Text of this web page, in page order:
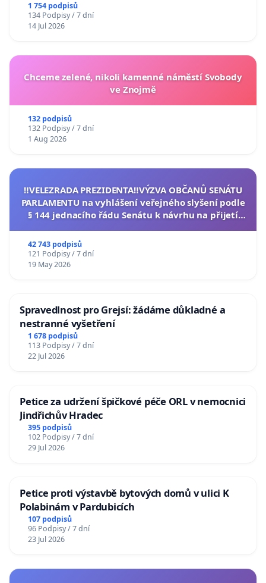
1 754 podpisů
134 Podpisy / 7 dní
14 Jul 2026
Chceme zelené, nikoli kamenné náměstí Svobody
ve Znojmě
132 podpisů
132 Podpisy / 7 dní
1 Aug 2026
‼️VELEZRADA PREZIDENTA‼️VÝZVA OBČANŮ SENÁTU
PARLAMENTU na vyhlášení veřejného slyšení podle
§ 144 jednacího řádu Senátu k návrhu na přijetí
42 743 podpisů
121 Podpisy / 7 dní
19 May 2026
Spravedlnost pro Grejsí: žádáme důkladné a
nestranné vyšetření
1 678 podpisů
113 Podpisy / 7 dní
22 Jul 2026
Petice za udržení špičkové péče ORL v nemocnici
Jindřichův Hradec
395 podpisů
102 Podpisy / 7 dní
29 Jul 2026
Petice proti výstavbě bytových domů v ulici K
Polabinám v Pardubicích
107 podpisů
96 Podpisy / 7 dní
23 Jul 2026